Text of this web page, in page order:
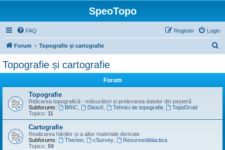
SpeoTopo
FAQ Login
Register
Forum Topografie și cartografie
Topografie și cartografie
Forum
Topografie
Ridicarea topografică - măsurători și prelevarea datelor din peșteră
Subforums:
BRIC, DistoX, Tehnici de topografie,
TopoDroid
Topics: 11
Cartografie
Realizarea hărților și a altor materiale derivate
Subforums:
Therion, cSurvey,
Resurse/didactica
Topics: 59